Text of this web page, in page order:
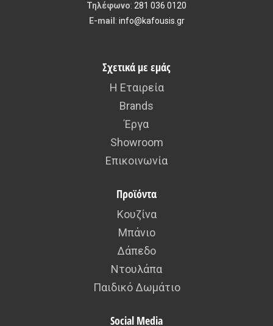
Τηλέφωνο: 281 036 0120
E-mail : info@kafousis.gr
Σχετικά με εμάς
Η Εταιρεία
Brands
Έργα
Showroom
Επικοινωνία
Προϊόντα
Κουζίνα
Μπάνιο
Δάπεδο
Ντουλάπα
Παιδικό Δωμάτιο
Social Media